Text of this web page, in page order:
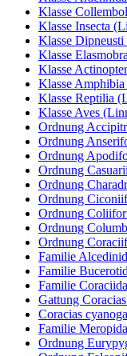
Klasse
Klasse Insecta
Klasse
Klasse
Klasse
Klasse
Klasse Reptilia
Klasse Aves
Ordnung
Ordnung
Ordnung
Ordnung
Ordnung
Ordnung
Ordnung
Ordnung
Ordnung
Familie
Familie
Familie
Gattung
Coracias
Familie
Ordnung